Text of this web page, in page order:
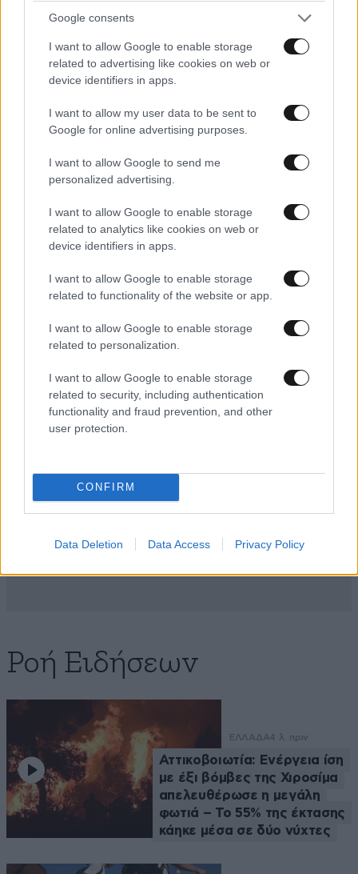
Google consents
I want to allow Google to enable storage
related to advertising like cookies on web or
device identifiers in apps.
I want to allow my user data to be sent to
Google for online advertising purposes.
I want to allow Google to send me
personalized advertising.
I want to allow Google to enable storage
related to analytics like cookies on web or
device identifiers in apps.
I want to allow Google to enable storage
related to functionality of the website or app.
I want to allow Google to enable storage
related to personalization.
I want to allow Google to enable storage
related to security, including authentication
functionality and fraud prevention, and other
user protection.
CONFIRM
Data Deletion Data Access Privacy Policy
Πες μου πότε γεννήθηκες και
θα σου πω ποιες εμπειρίες θα
σου έκανα δώρο!
40 ημέρες, 33 δράσεις, 4.000+
Αυξητική & Ανόρθωση
Στήθους: Πώς συνδυάζονται
για το τέλειο, εξατομικευμένο
αποτέλεσμα
Με τη SEAJETS, η Αμοργός
απόδραση των Κυκλάδων
Ροή Ειδήσεων
ΕΛΛΑΔΑ4 λ. πριν
Αττικοβοιωτία: Ενέργεια ίση
με έξι βόμβες της Χιροσίμα
απελευθέρωσε η μεγάλη
φωτιά – Το 55% της έκτασης
κάηκε μέσα σε δύο νύχτες